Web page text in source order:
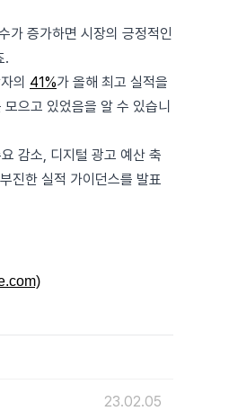
가 증가하면 시장의 긍정적인
.
의 41%가 올해 최고 실적을
으고 있었음을 알 수 있습니
감소, 디지털 광고 예산 축
진한 실적 가이던스를 발표
23.02.05